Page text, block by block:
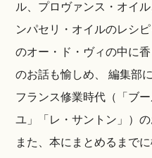
ル、プロヴァンス・オイ
ンパセリ・オイルのレシ
のオー・ド・ヴィの中に
のお話も愉しめ、 編集部
フランス修業時代（「ブ
ユ」「レ・サントン」）の
また、本にまとめるまで